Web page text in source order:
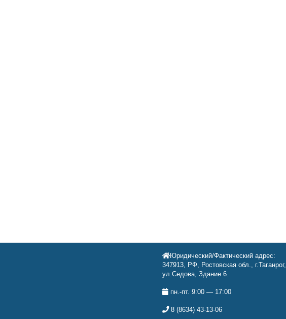
Юридический/Фактический адрес:
347913, РФ, Ростовская обл., г.Таганрог,
ул.Седова, Здание 6.
пн.-пт. 9:00 — 17:00
8 (8634) 43-13-06